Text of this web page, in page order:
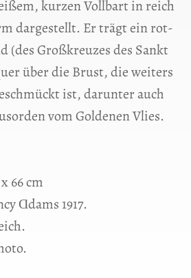
kurzen Vollbart in reich
dargestellt. Er trägt ein rot-
(des Großkreuzes des Sankt
über die Brust, die weiters
ist, darunter auch
vom Goldenen Vlies.
66 cm
Ɑdams 1917.